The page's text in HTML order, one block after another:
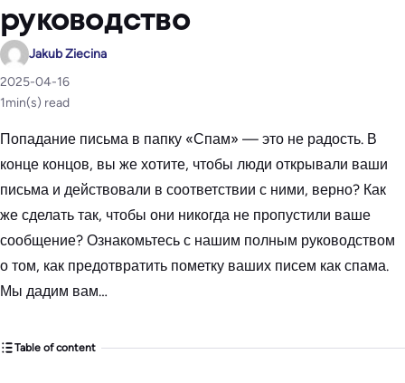
руководство
Jakub Ziecina
2025-04-16
1min(s) read
Попадание письма в папку «Спам» — это не радость. В
конце концов, вы же хотите, чтобы люди открывали ваши
письма и действовали в соответствии с ними, верно? Как
же сделать так, чтобы они никогда не пропустили ваше
сообщение? Ознакомьтесь с нашим полным руководством
о том, как предотвратить пометку ваших писем как спама.
Мы дадим вам…
Table of content